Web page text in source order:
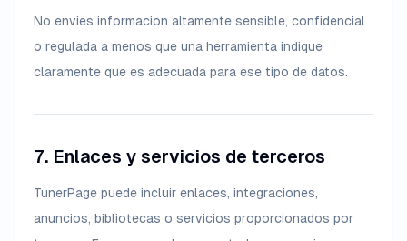
No envies informacion altamente sensible, confidencial
o regulada a menos que una herramienta indique
claramente que es adecuada para ese tipo de datos.
7. Enlaces y servicios de terceros
TunerPage puede incluir enlaces, integraciones,
anuncios, bibliotecas o servicios proporcionados por